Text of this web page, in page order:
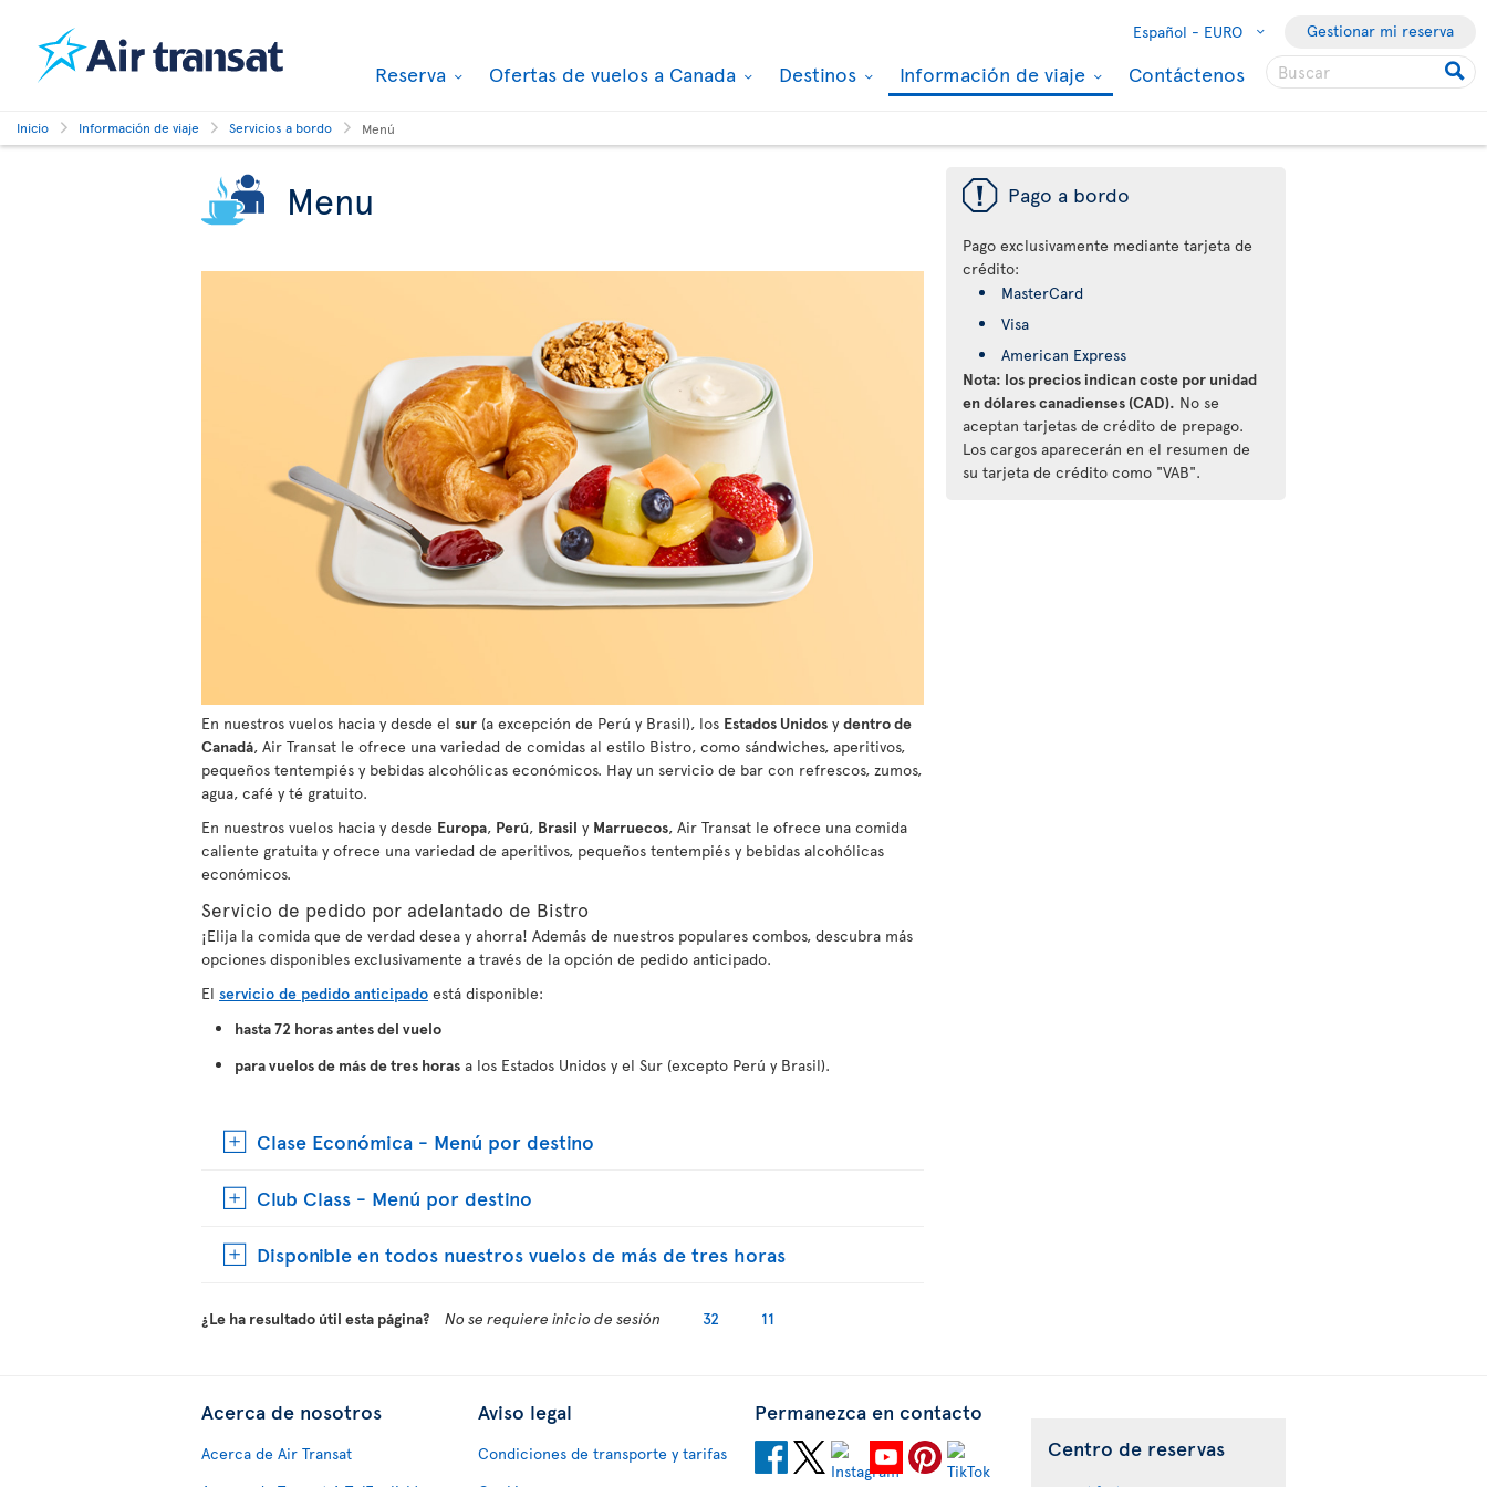
Español - EURO Gestionar mi reserva
Reserva Ofertas de vuelos a Canada Destinos Información de viaje Contáctenos
Inicio Información de viaje Servicios a bordo Menú
Menu
En nuestros vuelos hacia y desde el sur (a excepción de Perú y Brasil), los Estados Unidos y dentro de
Canadá, Air Transat le ofrece una variedad de comidas al estilo Bistro, como sándwiches, aperitivos,
pequeños tentempiés y bebidas alcohólicas económicos. Hay un servicio de bar con refrescos, zumos,
agua, café y té gratuito.
En nuestros vuelos hacia y desde Europa, Perú, Brasil y Marruecos, Air Transat le ofrece una comida
caliente gratuita y ofrece una variedad de aperitivos, pequeños tentempiés y bebidas alcohólicas
económicos.
Servicio de pedido por adelantado de Bistro
¡Elija la comida que de verdad desea y ahorra! Además de nuestros populares combos, descubra más
opciones disponibles exclusivamente a través de la opción de pedido anticipado.
El servicio de pedido anticipado está disponible:
hasta 72 horas antes del vuelo
para vuelos de más de tres horas a los Estados Unidos y el Sur (excepto Perú y Brasil).
Clase Económica - Menú por destino
Club Class - Menú por destino
Disponible en todos nuestros vuelos de más de tres horas
ü Pago a bordo
Pago exclusivamente mediante tarjeta de
crédito:
MasterCard
Visa
American Express
Nota: los precios indican coste por unidad
en dólares canadienses (CAD). No se
aceptan tarjetas de crédito de prepago.
Los cargos aparecerán en el resumen de
su tarjeta de crédito como "VAB".
¿Le ha resultado útil esta página? No se requiere inicio de sesión 32 11
Acerca de nosotros
Acerca de Air Transat
Aviso legal
Condiciones de transporte y tarifas
Permanezca en contacto
Centro de reservas